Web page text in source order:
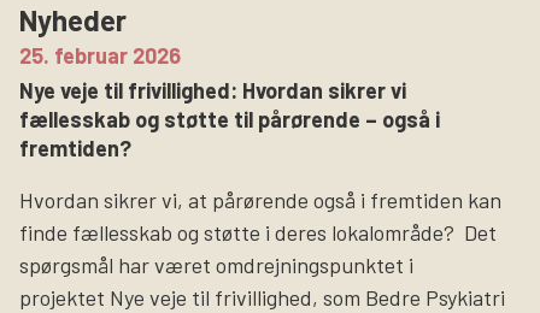
Nyheder
25. februar 2026
Nye veje til frivillighed: Hvordan sikrer vi
fællesskab og støtte til pårørende – også i
fremtiden?
Hvordan sikrer vi, at pårørende også i fremtiden kan
finde fællesskab og støtte i deres lokalområde? Det
spørgsmål har været omdrejningspunktet i
projektet Nye veje til frivillighed, som Bedre Psykiatri